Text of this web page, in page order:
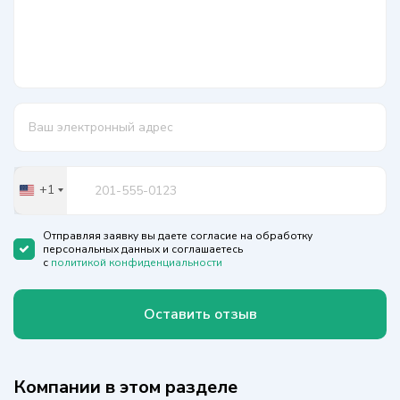
United
+1
Отправляя заявку вы даете согласие на обработку
персональных данных и соглашаетесь
с политикой конфиденциальности
Оставить отзыв
Компании в этом разделе